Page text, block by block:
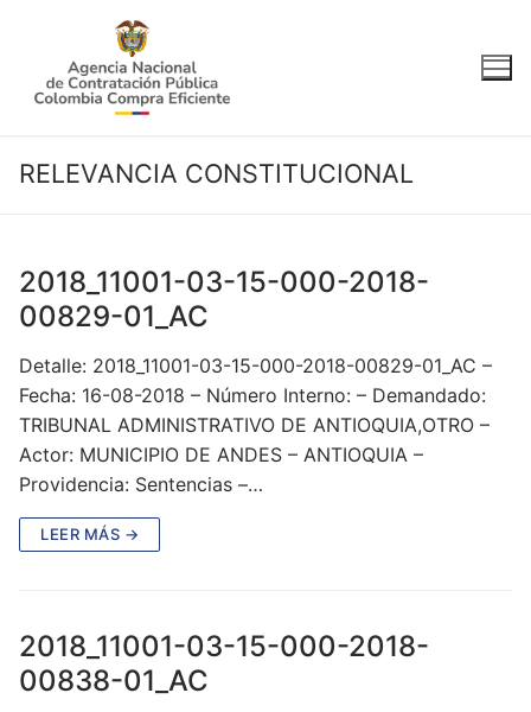
contenido
RELEVANCIA CONSTITUCIONAL
2018_11001-03-15-000-2018-
00829-01_AC
Detalle: 2018_11001-03-15-000-2018-00829-01_AC –
Fecha: 16-08-2018 – Número Interno: – Demandado:
TRIBUNAL ADMINISTRATIVO DE ANTIOQUIA,OTRO –
Actor: MUNICIPIO DE ANDES – ANTIOQUIA –
Providencia: Sentencias –…
LEER MÁS →
2018_11001-03-15-000-2018-
00838-01_AC